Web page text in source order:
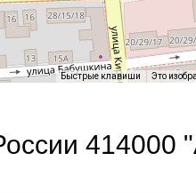
Быстрые клавиши Это
414000